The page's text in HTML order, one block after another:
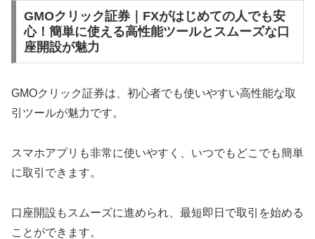
GMOクリック証券｜FXがはじめての人でも安
心！簡単に使える高性能ツールとスムーズな口
座開設が魅力
GMOクリック証券は、初心者でも使いやすい高性能な取
引ツールが魅力です。
スマホアプリも非常に使いやすく、いつでもどこでも簡単
に取引できます。
口座開設もスムーズに進められ、最短即日で取引を始める
ことができます。